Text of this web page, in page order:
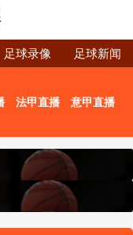
足球录像 足球新闻
法甲直播
意甲直播